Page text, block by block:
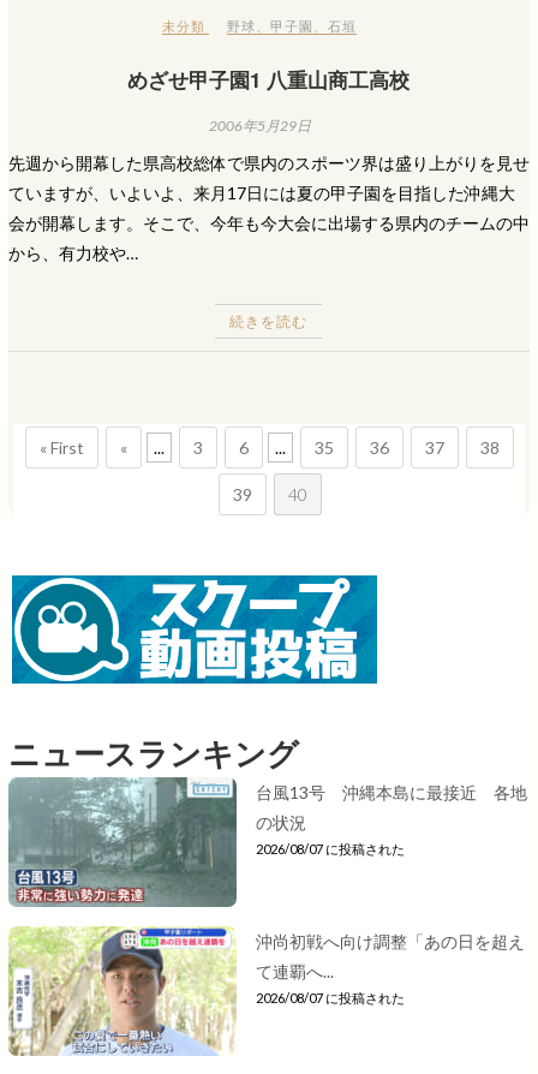
未分類 野球 、甲子園 、石垣
めざせ甲子園1 八重山商工高校
2006年5月29日
先週から開幕した県高校総体で県内のスポーツ界は盛り上がりを見せ
ていますが、いよいよ、来月17日には夏の甲子園を目指した沖縄大
会が開幕します。そこで、今年も今大会に出場する県内のチームの中
から、有力校や…
続きを読む
« First « ... 3 6 ... 35 36 37 38
39 40
ニュースランキング
台風13号 沖縄本島に最接近 各地
の状況
2026/08/07 に投稿された
沖尚初戦へ向け調整「あの日を超え
て連覇へ...
2026/08/07 に投稿された